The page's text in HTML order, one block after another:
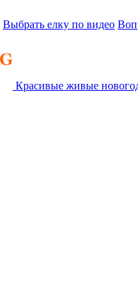
Выбрать елку по видео
Красивые живые